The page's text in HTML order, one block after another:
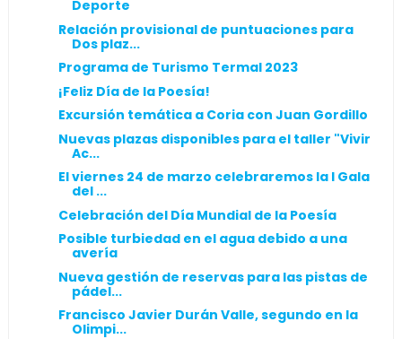
Deporte
Relación provisional de puntuaciones para
Dos plaz...
Programa de Turismo Termal 2023
¡Feliz Día de la Poesía!
Excursión temática a Coria con Juan Gordillo
Nuevas plazas disponibles para el taller "Vivir
Ac...
El viernes 24 de marzo celebraremos la I Gala
del ...
Celebración del Día Mundial de la Poesía
Posible turbiedad en el agua debido a una
avería
Nueva gestión de reservas para las pistas de
pádel...
Francisco Javier Durán Valle, segundo en la
Olimpi...